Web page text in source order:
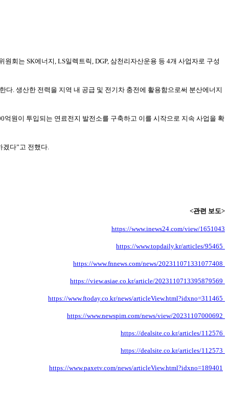
회는 SK에너지, LS일렉트릭, DGP, 삼천리자산운용 등 4개 사업자로 구성
. 생산한 전력을 지역 내 공급 및 전기차 충전에 활용함으로써 분산에너지
원이 투입되는 연료전지 발전소를 구축하고 이를 시작으로 지속 사업을 확
다”고 전했다.
<관련 보도>
https://www.inews24.com/view/1651043
https://www.topdaily.kr/articles/95465
https://www.fnnews.com/news/202311071331077408
https://view.asiae.co.kr/article/2023110713395879569
https://www.ftoday.co.kr/news/articleView.html?idxno=311465
https://www.newspim.com/news/view/20231107000692
https://dealsite.co.kr/articles/112576
https://dealsite.co.kr/articles/112573
https://www.paxetv.com/news/articleView.html?idxno=189401